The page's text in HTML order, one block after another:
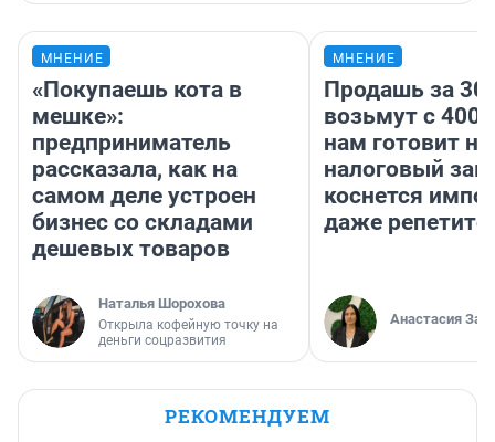
МНЕНИЕ
«Покупаешь кота в
мешке»:
предприниматель
рассказала, как на
самом деле устроен
бизнес со складами
дешевых товаров
Наталья Шорохова
Открыла кофейную точку на
деньги соцразвития
МНЕНИЕ
Продашь за
возьмут с
нам готовит
налоговый
коснется
даже
Анастасия
РЕКОМЕНДУЕМ